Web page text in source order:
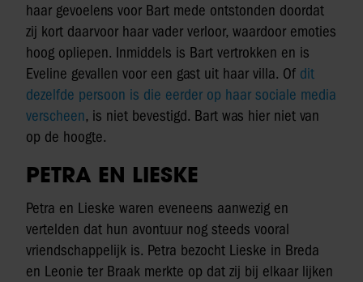
haar gevoelens voor Bart mede ontstonden doordat
zij kort daarvoor haar vader verloor, waardoor emoties
hoog opliepen. Inmiddels is Bart vertrokken en is
Eveline gevallen voor een gast uit haar villa. Of dit
dezelfde persoon is die eerder op haar sociale media
verscheen, is niet bevestigd. Bart was hier niet van
op de hoogte.
PETRA EN LIESKE
Petra en Lieske waren eveneens aanwezig en
vertelden dat hun avontuur nog steeds vooral
vriendschappelijk is. Petra bezocht Lieske in Breda
en Leonie ter Braak merkte op dat zij bij elkaar lijken